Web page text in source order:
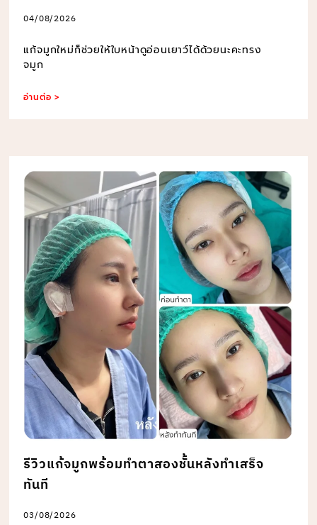
04/08/2026
แก้จมูกใหม่ก็ช่วยให้ใบหน้าดูอ่อนเยาว์ได้ด้วยนะคะทรง
จมูก
อ่านต่อ >
รีวิวแก้จมูกพร้อมทำตาสองชั้นหลังทำเสร็จ
ทันที
03/08/2026